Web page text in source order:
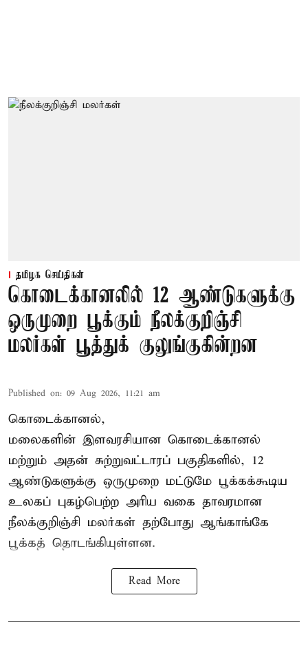
தமிழக செய்திகள்
கொடைக்கானலில் 12 ஆண்டுகளுக்கு
ஒருமுறை பூக்கும் நீலக்குறிஞ்சி
மலர்கள் பூத்துக் குலுங்குகின்றன
Published on: 09 Aug 2026, 11:21 am
கொடைக்கானல்,
மலைகளின் இளவரசியான கொடைக்கானல்
மற்றும் அதன் சுற்றுவட்டாரப் பகுதிகளில், 12
ஆண்டுகளுக்கு ஒருமுறை மட்டுமே பூக்கக்கூடிய
உலகப் புகழ்பெற்ற அரிய வகை தாவரமான
நீலக்குறிஞ்சி மலர்கள் தற்போது ஆங்காங்கே
பூக்கத் தொடங்கியுள்ளன.
Read More